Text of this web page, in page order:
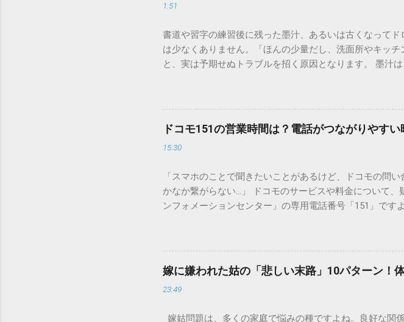
1:51
書道や習字の練習後に残った墨汁、あるいは古くなって
は少なくありません。「ほんの少量だし、洗面所やキッ
と、実は予期せぬトラブルを招く原因となります。 墨汁
は、墨汁を安全かつ環境に優しい方法で処分するための
「排水口に流してはいけない」3つの理由 墨汁の主成分
非常に微細かつ独特の粘性を持っているため、下水処理
刻な負荷 墨汁に含まれる煤の粒子は極めて微細です。現
除去することは容易ではありません。大量に流し続ける
質があります。排水管内で墨汁が冷えて付着すると、管
経過した住宅では配管トラブルが起きやすく、修理費用
の沈着 陶器やホーロー製のシンクに墨汁が付着すると、
原因となります。 環境を守る！家庭でできる正しい墨汁
ことが絶対ルールです。以下のいずれかの方法で「固形
「可燃ごみ」へ 最も手軽で確実な方法は、液体を布や紙
ドコモ151の営業時間は？電話がつながりやすい
15:30
「スマホのことで聞きたいことがあるけど、ドコモの問
かなか繋がらない…」 ドコモのサービスや料金について
ンフォメーションセンター」の専用電話番号「151」です
では、ドコモ151の営業時間や、電話が繋がりやすい時
説します。 1. ドコモ151の営業時間は午前9時～午後8時
の受付時間は、 午前9時から午後8時まで です。 年中無
る際、まず「夜8時まで」と覚えておけば、仕事帰りでも
れば、ドコモの携帯電話から151にダイヤルすることで、
嫁に嫌われた姑の「悲しい末路」10パターン！
23:49
嫁姑問題は、多くの家庭で悩みの種ですよね。良好な関